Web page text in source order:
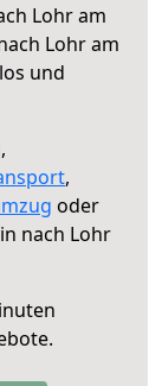
Lohr am
Lohr am
und
,
,
oder
nach Lohr